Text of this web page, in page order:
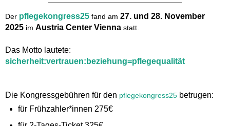
Der pflegekongress25 fand am 27. und 28. November
2025 im Austria Center Vienna statt.
Das Motto lautete:
sicherheit:vertrauen:beziehung=pflegequalität
Die Kongressgebühren für den pflegekongress25 betrugen:
für Frühzahler*innen 275€